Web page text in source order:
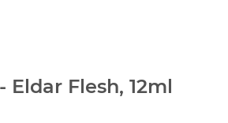
Eldar Flesh, 12ml